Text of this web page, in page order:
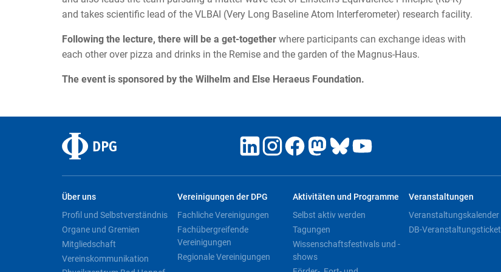
and takes scientific lead of the VLBAI (Very Long Baseline Atom Interferometer) research facility.
Following the lecture, there will be a get-together where participants can exchange ideas with
each other over pizza and drinks in the Remise and the garden of the Magnus-Haus.
The event is sponsored by the Wilhelm and Else Heraeus Foundation.
Über uns
Profil und Selbstverständnis
Organe und Gremien
Mitgliedschaft
Vereinskommunikation
Vereinigungen der DPG
Fachliche Vereinigungen
Fachübergreifende
Vereinigungen
Regionale Vereinigungen
Aktivitäten und Programme
Selbst aktiv werden
Tagungen
Wissenschaftsfestivals und -
shows
Veranstaltungen
Veranstaltungskalender
DB-Veranstaltungsticket